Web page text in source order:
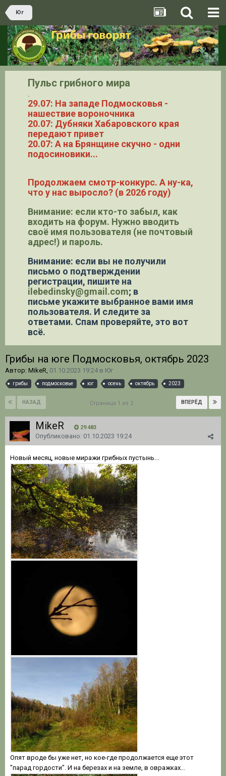
Юг
Пульс грибного мира
.
29.07: На западе Подмосковья -
нашествие вороночника
20.07: Дубняки Хабаровского края
передают привет
20.07: А на Брянщине скучно - одни
подосиновики...
Продолжаем смотр-конкурс. А ну-ка,
что у нас выросло? (в 2026 году)
Внимание: если кто-то забыл, как
входить на форум. Нужно вводить
своё имя пользователя (не почтовый
адрес!) и пароль.
Внимание: если вы не получили
письмо о подтверждении
регистрации, пишите на
ilebedinsky@gmail.com; в
письме укажите выбранное вами имя
пользователя. И следите за
ответами. Спам проверяйте, это вот
всё.
Грибы на юге Подмосковья, октябрь 2023
Автор: MikeR, 01.10.2023 19:24 в Юг
грибы подмосковье юг осень октябрь 2023
НАЗАД ВПЕРЁД
Страница 1 из 2
MikeR 29 483
Опубликовано: 01.10.2023 19:24
Новый месяц, новые миражи грибных пустынь...
Опят вроде бы уже нет, но кое-где продолжается еще этот
"парад гордости". И на березах и на земле, в овражках...